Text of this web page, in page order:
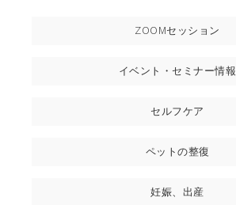
ZOOMセッション
イベント・セミナー情報
セルフケア
ペットの整復
妊娠、出産